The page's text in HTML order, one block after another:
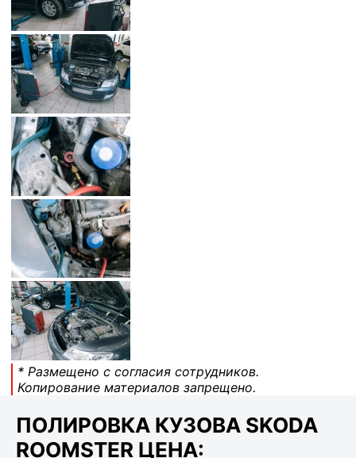
* Размещено с согласия сотрудников.
Копирование материалов запрещено.
ПОЛИРОВКА КУЗОВА SKODA
ROOMSTER ЦЕНА: